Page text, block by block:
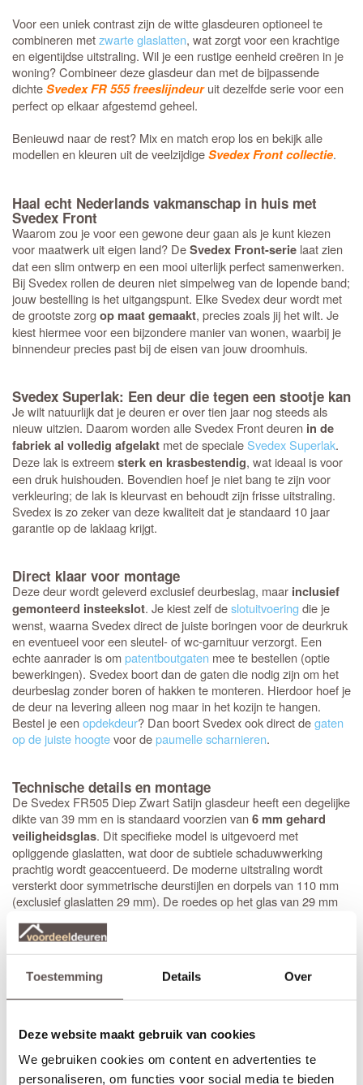
Toestemming Details Over
Deze website maakt gebruik van cookies
We gebruiken cookies om content en advertenties te
personaliseren, om functies voor social media te bieden
Voor een uniek contrast zijn de witte glasdeuren optioneel te
combineren metzwarte glaslatten, wat zorgt voor een krachtige
en eigentijdse uitstraling. Wil je een rustige eenheid creëren in je
woning? Combineer deze glasdeur dan met de bijpassende
dichteSvedex FR 555 freeslijndeuruit dezelfde serie voor een
perfect op elkaar afgestemd geheel.
Benieuwd naar de rest? Mix en match erop los en bekijk alle
modellen en kleuren uit de veelzijdigeSvedex Front collectie.
Haal echt Nederlands vakmanschap in huis met
Svedex Front
Waarom zou je voor een gewone deur gaan als je kunt kiezen
voor maatwerk uit eigen land? DeSvedex Front-serie laat zien
dat een slim ontwerp en een mooi uiterlijk perfect samenwerken.
Bij Svedex rollen de deuren niet simpelweg van de lopende band;
jouw bestelling is het uitgangspunt. Elke Svedex deur wordt met
de grootste zorgop maat gemaakt, precies zoals jij het wilt. Je
kiest hiermee voor een bijzondere manier van wonen, waarbij je
binnendeur precies past bij de eisen van jouw droomhuis.
Svedex Superlak: Een deur die tegen een stootje kan
Je wilt natuurlijk dat je deuren er over tien jaar nog steeds als
nieuw uitzien. Daarom worden alle Svedex Front deuren in de
fabriek al volledig afgelakt met de specialeSvedex Superlak.
Deze lak is extreemsterk en krasbestendig, wat ideaal is voor
een druk huishouden. Bovendien hoef je niet bang te zijn voor
verkleuring; de lak is kleurvast en behoudt zijn frisse uitstraling.
Svedex is zo zeker van deze kwaliteit dat je standaard 10 jaar
garantie op de laklaag krijgt.
Direct klaar voor montage
Deze deur wordt geleverd exclusief deurbeslag, maar inclusief
gemonteerd insteekslot. Je kiest zelf deslotuitvoeringdie je
wenst, waarna Svedex direct de juiste boringen voor de deurkruk
en eventueel voor een sleutel- of wc-garnituur verzorgt. Een
echte aanrader is ompatentboutgaten mee te bestellen (optie
bewerkingen). Svedex boort dan de gaten die nodig zijn om het
deurbeslag zonder boren of hakken te monteren. Hierdoor hoef je
de deur na levering alleen nog maar in het kozijn te hangen.
Bestel je eenopdekdeur? Dan boort Svedex ook direct degaten
op de juiste hoogtevoor depaumelle scharnieren.
Technische details en montage
De Svedex FR505 Diep Zwart Satijn glasdeur heeft een degelijke
dikte van 39 mm en is standaard voorzien van6 mm gehard
veiligheidsglas. Dit specifieke model is uitgevoerd met
opliggende glaslatten, wat door de subtiele schaduwwerking
prachtig wordt geaccentueerd. De moderne uitstraling wordt
versterkt door symmetrische deurstijlen en dorpels van 110 mm
(exclusief glaslatten 29 mm). De roedes op het glas van 29 mm
maakt. Bovendien is de deur direct klaar voor montage: het
Stompe Svedex deuren zijn altijdarmgeschaafd
. Opdekdeuren
zijn altijd voorzien van boringen voor de scharnieren op
opdekuitvoering, in elke denkbare standaardmaat of afwijkende
afmeting. Het is voor beide uitvoeringen van belang dat je de